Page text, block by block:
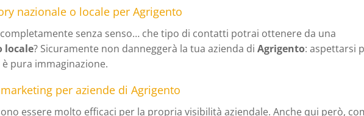
nazionale o locale per Agrigento
senza senso… che tipo di contatti potrai ottenere da una
locale? Sicuramente non danneggerà la tua azienda diAgrigento: aspettarsi
pura immaginazione.
per aziende di Agrigento
essere molto efficaci per la propria visibilità aziendale. Anche qui però,